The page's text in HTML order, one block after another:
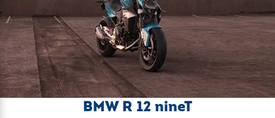
BMW R 12 nineT